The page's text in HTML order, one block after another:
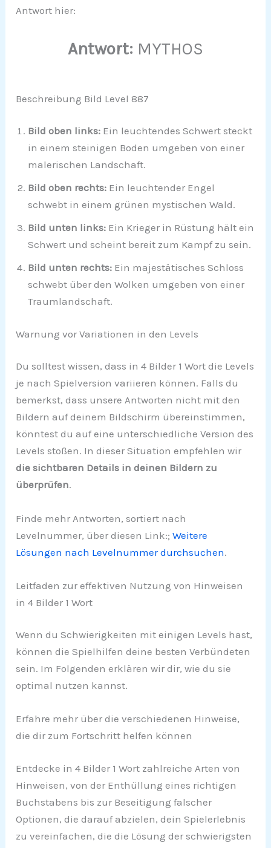
Antwort hier:
Antwort: MYTHOS
Beschreibung Bild Level 887
Bild oben links: Ein leuchtendes Schwert steckt
in einem steinigen Boden umgeben von einer
malerischen Landschaft.
Bild oben rechts: Ein leuchtender Engel
schwebt in einem grünen mystischen Wald.
Bild unten links: Ein Krieger in Rüstung hält ein
Schwert und scheint bereit zum Kampf zu sein.
Bild unten rechts: Ein majestätisches Schloss
schwebt über den Wolken umgeben von einer
Traumlandschaft.
Warnung vor Variationen in den Levels
Du solltest wissen, dass in 4 Bilder 1 Wort die Levels
je nach Spielversion variieren können. Falls du
bemerkst, dass unsere Antworten nicht mit den
Bildern auf deinem Bildschirm übereinstimmen,
könntest du auf eine unterschiedliche Version des
Levels stoßen. In dieser Situation empfehlen wir
die sichtbaren Details in deinen Bildern zu
überprüfen.
Finde mehr Antworten, sortiert nach
Levelnummer, über diesen Link:;Weitere
Lösungen nach Levelnummer durchsuchen.
Leitfaden zur effektiven Nutzung von Hinweisen
in 4 Bilder 1 Wort
Wenn du Schwierigkeiten mit einigen Levels hast,
können die Spielhilfen deine besten Verbündeten
sein. Im Folgenden erklären wir dir, wie du sie
optimal nutzen kannst.
Erfahre mehr über die verschiedenen Hinweise,
die dir zum Fortschritt helfen können
Entdecke in 4 Bilder 1 Wort zahlreiche Arten von
Hinweisen, von der Enthüllung eines richtigen
Buchstabens bis zur Beseitigung falscher
Optionen, die darauf abzielen, dein Spielerlebnis
zu vereinfachen, die die Lösung der schwierigsten